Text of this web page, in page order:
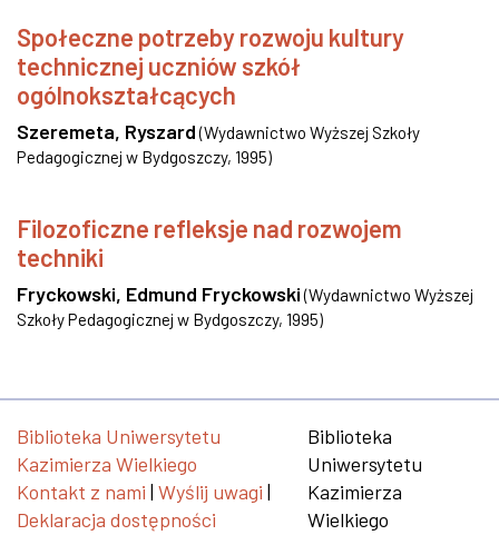
Społeczne potrzeby rozwoju kultury
technicznej uczniów szkół
ogólnokształcących
Szeremeta, Ryszard (Wydawnictwo Wyższej Szkoły
Pedagogicznej w Bydgoszczy, 1995)
Filozoficzne refleksje nad rozwojem
techniki
Fryckowski, Edmund Fryckowski(Wydawnictwo Wyższej
Szkoły Pedagogicznej w Bydgoszczy, 1995)
Biblioteka Uniwersytetu
Kazimierza Wielkiego
Kontakt z nami | Wyślij uwagi |
Deklaracja dostępności
Biblioteka
Uniwersytetu
Kazimierza
Wielkiego